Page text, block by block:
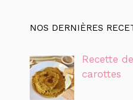
NOS DERNIÈRES
Recette
carottes